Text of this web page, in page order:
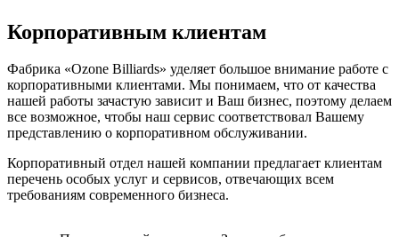
Корпоративным клиентам
Фабрика «Ozone Billiards» уделяет большое внимание работе с
корпоративными клиентами. Мы понимаем, что от качества
нашей работы зачастую зависит и Ваш бизнес, поэтому делаем
все возможное, чтобы наш сервис соответствовал Вашему
представлению о корпоративном обслуживании.
Корпоративный отдел нашей компании предлагает клиентам
перечень особых услуг и сервисов, отвечающих всем
требованиям современного бизнеса.